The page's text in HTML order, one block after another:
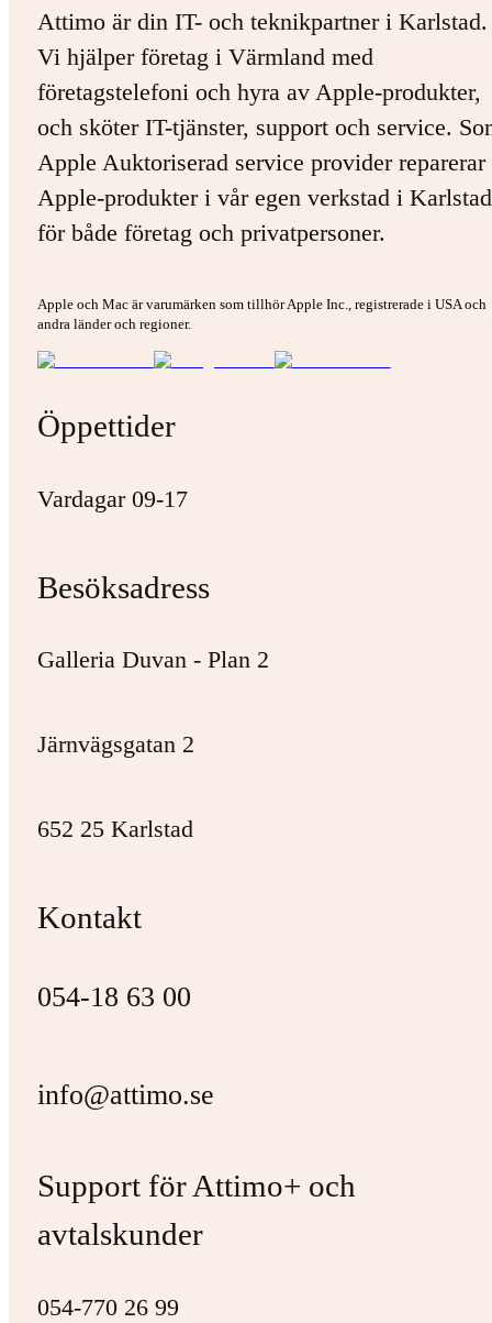
Attimo är din IT- och teknikpartner i Karlstad.
Vi hjälper företag i Värmland med
företagstelefoni och hyra av Apple-produkter,
och sköter IT-tjänster, support och service.
Apple Auktoriserad service provider
Apple-produkter i vår egen verkstad i
för både företag och privatpersoner.
Apple och Mac är varumärken som tillhör Apple Inc., registrerade i USA och
andra länder och regioner.
Öppettider
Vardagar 09-17
Besöksadress
Galleria Duvan - Plan 2
Järnvägsgatan 2
652 25 Karlstad
Kontakt
054-18 63 00
info@attimo.se
Support för Attimo+ och
avtalskunder
054-770 26 99